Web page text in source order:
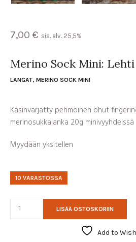
7,00 € sis. alv. 25,5%
Merino Sock Mini: Lehti
LANGAT, MERINO SOCK MINI
Käsinvärjätty pehmoinen ohut
merinosukkalanka 20g minivyyhdeissä
Myydään yksitellen
10 VARASTOSSA
LISÄÄ OSTOSKORIIN
Add to